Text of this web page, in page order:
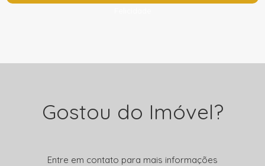
Gostou do Imóvel?
Entre em contato para mais informações